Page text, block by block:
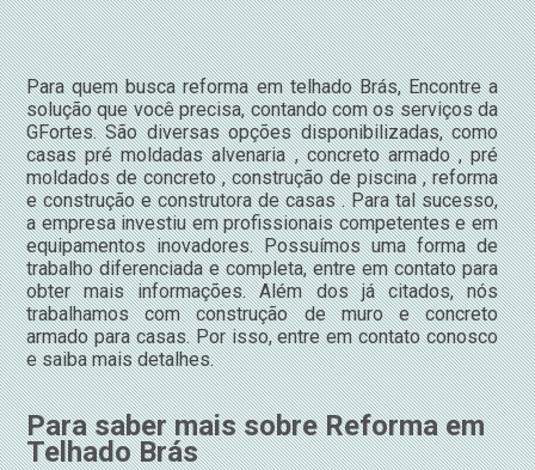
Para quem busca reforma em telhado Brás, Encontre a
solução que você precisa, contando com os serviços da
GFortes. São diversas opções disponibilizadas, como
casas pré moldadas alvenaria , concreto armado , pré
moldados de concreto , construção de piscina , reforma
e construção e construtora de casas . Para tal sucesso,
a empresa investiu em profissionais competentes e em
equipamentos inovadores. Possuímos uma forma de
trabalho diferenciada e completa, entre em contato para
obter mais informações. Além dos já citados, nós
trabalhamos com construção de muro e concreto
armado para casas. Por isso, entre em contato conosco
e saiba mais detalhes.
Para saber mais sobre Reforma em
Telhado Brás